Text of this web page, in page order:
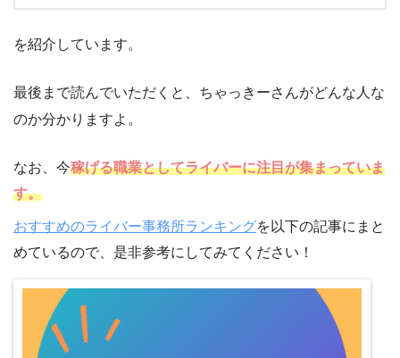
を紹介しています。
最後まで読んでいただくと、ちゃっきーさんがどんな人な
のか分かりますよ。
なお、今稼げる職業としてライバーに注目が集まっていま
す。
おすすめのライバー事務所ランキングを以下の記事にまと
めているので、是非参考にしてみてください！